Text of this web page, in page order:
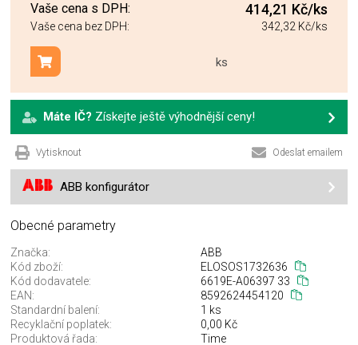
Vaše cena s DPH: 414,21 Kč/ks
Vaše cena bez DPH: 342,32 Kč/ks
ks
Přidat do košíku
Máte IČ? Získejte ještě výhodnější ceny!
Vytisknout Odeslat emailem
ABB konfigurátor
Obecné parametry
Značka:
ABB
Kód zboží:
ELOSOS1732636
Kód dodavatele:
6619E-A06397 33
EAN:
8592624454120
Standardní balení:
1 ks
Recyklační poplatek:
0,00 Kč
Produktová řada:
Time